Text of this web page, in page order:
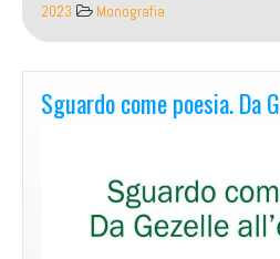
2023
Monografia
Sguardo come poesia. Da